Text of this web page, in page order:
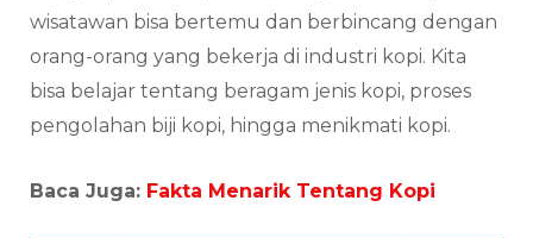
wisatawan bisa bertemu dan berbincang dengan
orang-orang yang bekerja di industri kopi. Kita
bisa belajar tentang beragam jenis kopi, proses
pengolahan biji kopi, hingga menikmati kopi.
Baca Juga: Fakta Menarik Tentang Kopi